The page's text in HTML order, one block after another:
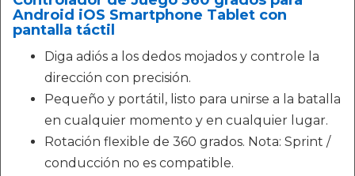
Android iOS Smartphone Tablet con
pantalla táctil
Diga adiós a los dedos mojados y controle la
dirección con precisión.
Pequeño y portátil, listo para unirse a la batalla
en cualquier momento y en cualquier lugar.
Rotación flexible de 360 grados. Nota: Sprint /
conducción no es compatible.